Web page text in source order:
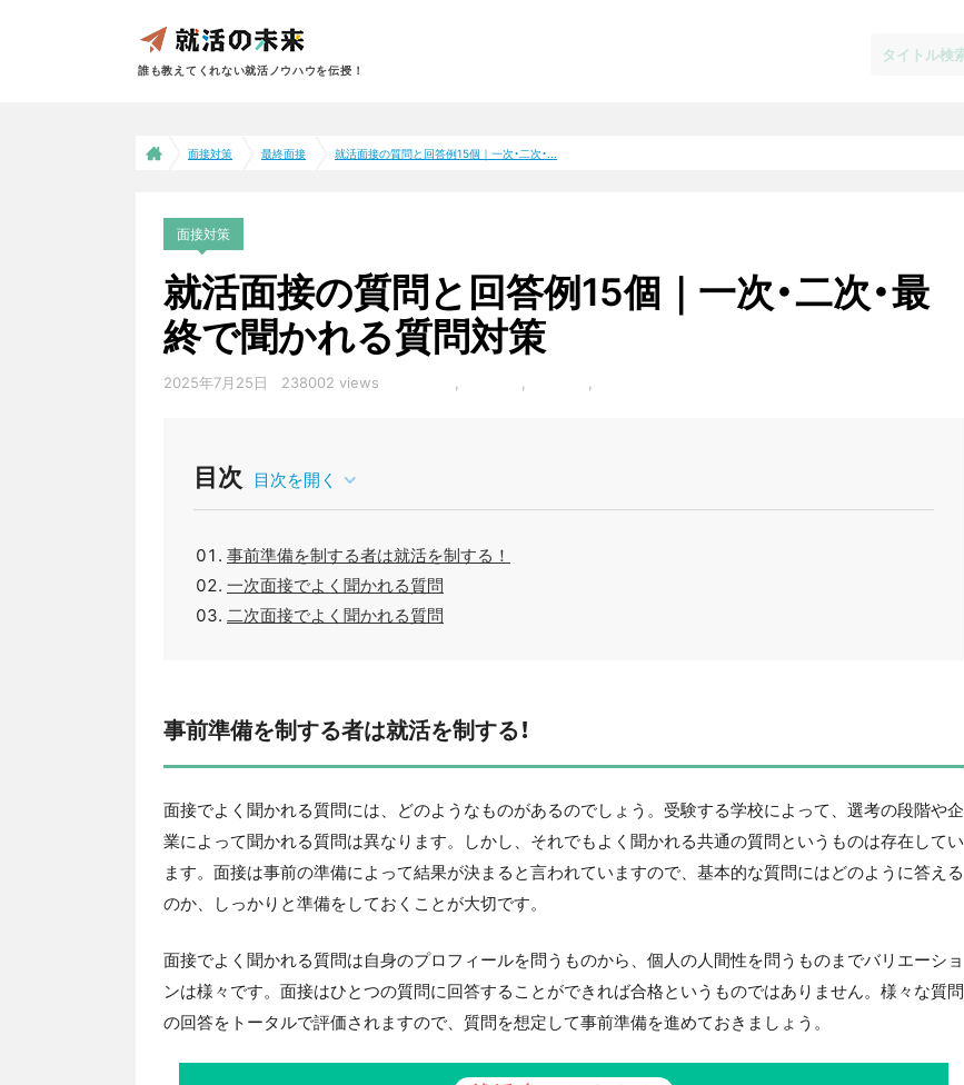
誰も教えてくれない就活ノウハウを伝授！
面接対策 最終面接 就活面接の質問と回答例15個｜一次・二次・...
面接対策
就活面接の質問と回答例15個｜一次・二次・最
終で聞かれる質問対策
2025年7月25日 238002 views
目次 目次を開く
事前準備を制する者は就活を制する！
一次面接でよく聞かれる質問
二次面接でよく聞かれる質問
事前準備を制する者は就活を制する！
面接でよく聞かれる質問には、どのようなものがあるのでしょう。受験する学校によって、選考の段階や企
業によって聞かれる質問は異なります。しかし、それでもよく聞かれる共通の質問というものは存在してい
ます。面接は事前の準備によって結果が決まると言われていますので、基本的な質問にはどのように答える
のか、しっかりと準備をしておくことが大切です。
面接でよく聞かれる質問は自身のプロフィールを問うものから、個人の人間性を問うものまでバリエーショ
ンは様々です。面接はひとつの質問に回答することができれば合格というものではありません。様々な質問
の回答をトータルで評価されますので、質問を想定して事前準備を進めておきましょう。